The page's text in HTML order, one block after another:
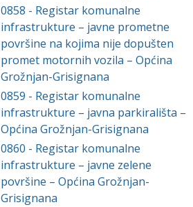
0858 - Registar komunalne
infrastrukture – javne prometne
površine na kojima nije dopušten
promet motornih vozila – Općina
Grožnjan-Grisignana
0859 - Registar komunalne
infrastrukture – javna parkirališta –
Općina Grožnjan-Grisignana
0860 - Registar komunalne
infrastrukture – javne zelene
površine – Općina Grožnjan-
Grisignana